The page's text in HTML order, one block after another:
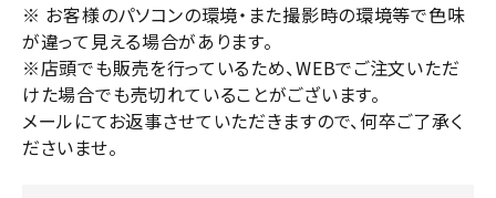
※ お客様のパソコンの環境・また撮影時の環境等で色味
が違って見える場合があります。
※店頭でも販売を行っているため、WEBでご注文いただ
けた場合でも売切れていることがございます。
メールにてお返事させていただきますので、何卒ご了承く
ださいませ。